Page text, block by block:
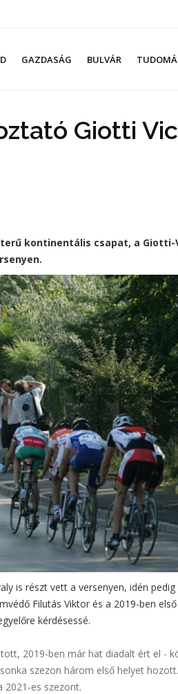
GAZDASÁG BULVÁR
Giotti
kontinentális csapat, a Giotti-
is részt vett a versenyen, idén
Filutás Viktor és a 2019-ben első
kérdésessé.
2019-ben már hat diadalt ért el -
szezon három első helyet
2021-es szezont.